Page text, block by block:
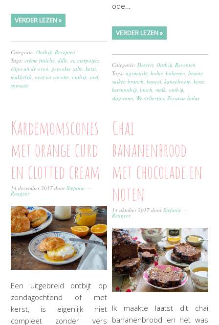
VERDER LEZEN »
Categorie:Ontbijt Recepten
Tags:crème fraîche ,dille ,ei ,eierpotjes
eitjes uit de oven gerookte zalm ,kerst
makkelijk ,oeuf en cocotte ,ontbijt ,snel
spinazie
ode…
VERDER LEZEN »
Categorie:Dessert,Ontbijt,Recepten
Tags:agrimarkt,bolus,bolussen,bruine
suiker,brunch,kaneel,kaneelroom,kerst,
kerstontbijt,lunch,melk,ontbijt,
slagroom, Wentelteefjes,Zeeuwse bolus
Kardemomscones
met orange curd
en clotted cream
14 december 2017 doorStefanie
Reageer
Een uitgebreid ontbijt op
zondagochtend of met
kerst, is eigenlijk niet
compleet zonder vers
Chai
bananenbrood
met chocolade en
noten
14 oktober 2017 doorStefanie
Reageer
Ik maakte laatst dit chai
bananenbrood en het was